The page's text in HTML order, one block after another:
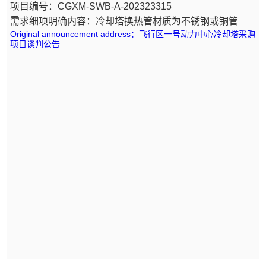
项目编号：CGXM-SWB-A-202323315
需求细项明确内容： 冷却塔换热管材质为不锈钢或铜管
Original announcement address：飞行区一号动力中心冷却塔采购
项目谈判公告